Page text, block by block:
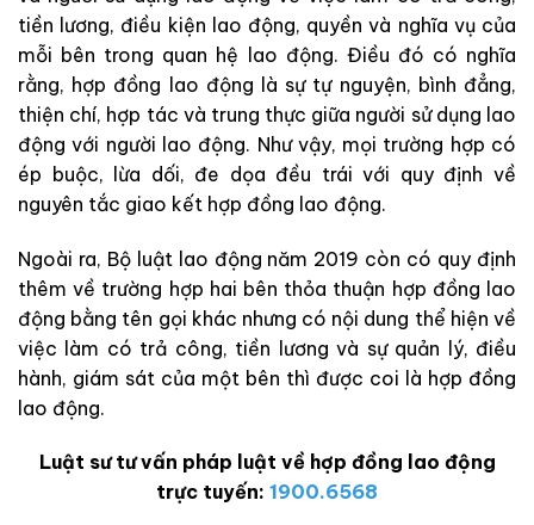
tiền lương, điều kiện lao động, quyền và nghĩa vụ của
mỗi bên trong quan hệ lao động. Điều đó có nghĩa
rằng, hợp đồng lao động là sự tự nguyện, bình đẳng,
thiện chí, hợp tác và trung thực giữa người sử dụng lao
động với người lao động. Như vậy, mọi trường hợp có
ép buộc, lừa dối, đe dọa đều trái với quy định về
nguyên tắc giao kết hợp đồng lao động.
Ngoài ra, Bộ luật lao động năm 2019 còn có quy định
thêm về trường hợp hai bên thỏa thuận hợp đồng lao
động bằng tên gọi khác nhưng có nội dung thể hiện về
việc làm có trả công, tiền lương và sự quản lý, điều
hành, giám sát của một bên thì được coi là hợp đồng
lao động.
Luật sư tư vấn pháp luật về hợp đồng lao động
trực tuyến: 1900.6568